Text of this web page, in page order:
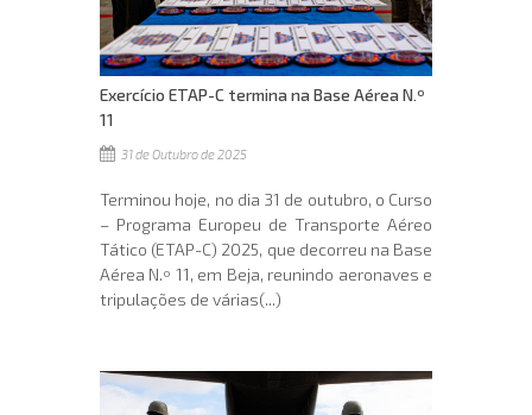
Exercício ETAP-C termina na Base Aérea N.º
11
31 de Outubro de 2025
Terminou hoje, no dia 31 de outubro, o Curso
– Programa Europeu de Transporte Aéreo
Tático (ETAP-C) 2025, que decorreu na Base
Aérea N.º 11, em Beja, reunindo aeronaves e
tripulações de várias(...)